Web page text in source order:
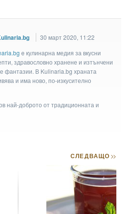
30 март 2020, 11:22
e кулинарна медия за вкусни
здравословно хранене и изтънчени
фантазии. В Kulinaria.bg храната
и има ново, по-изкусително
най-доброто от традиционната и
СЛЕДВАЩО>>